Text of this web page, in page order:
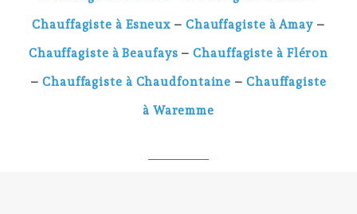
Chauffagiste à Esneux – Chauffagiste à Amay–
Chauffagiste à Beaufays –Chauffagiste à Fléron
–Chauffagiste à Chaudfontaine – Chauffagiste
à Waremme